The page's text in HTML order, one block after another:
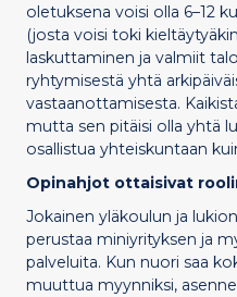
oletuksena voisi olla 6–12
(josta voisi toki
laskuttaminen ja valmiit
ryhtymisestä yhtä
vastaanottamisesta.
mutta sen pitäisi olla yhtä
osallistua yhteiskuntaan
Opinahjot ottaisivat
Jokainen yläkoulun ja
perustaa miniyrityksen ja
palveluita. Kun nuori saa
muuttua myynniksi,